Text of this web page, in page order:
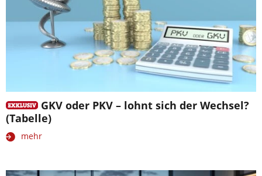
GKV oder PKV – lohnt sich der Wechsel?
(Tabelle)
mehr